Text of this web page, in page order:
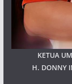
KETUA
H. DONNY